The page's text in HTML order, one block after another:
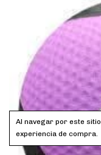
Al navegar por este sitio
experiencia de compra.